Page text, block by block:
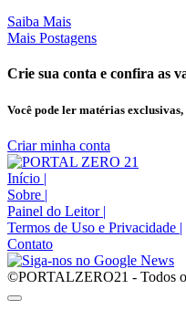
Saiba Mais
Mais Postagens
Crie sua conta e confira as
Você pode ler matérias
Criar minha conta
Início |
Sobre |
Painel do Leitor |
Termos de Uso e Privacidade |
Contato
©PORTALZERO21 - Todos